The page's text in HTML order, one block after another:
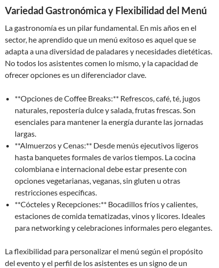
Variedad Gastronómica y Flexibilidad del Menú
La gastronomía es un pilar fundamental. En mis años en el
sector, he aprendido que un menú exitoso es aquel que se
adapta a una diversidad de paladares y necesidades dietéticas.
No todos los asistentes comen lo mismo, y la capacidad de
ofrecer opciones es un diferenciador clave.
**Opciones de Coffee Breaks:** Refrescos, café, té, jugos
naturales, repostería dulce y salada, frutas frescas. Son
esenciales para mantener la energía durante las jornadas
largas.
**Almuerzos y Cenas:** Desde menús ejecutivos ligeros
hasta banquetes formales de varios tiempos. La cocina
colombiana e internacional debe estar presente con
opciones vegetarianas, veganas, sin gluten u otras
restricciones específicas.
**Cócteles y Recepciones:** Bocadillos fríos y calientes,
estaciones de comida tematizadas, vinos y licores. Ideales
para networking y celebraciones informales pero elegantes.
La flexibilidad para personalizar el menú según el propósito
del evento y el perfil de los asistentes es un signo de un